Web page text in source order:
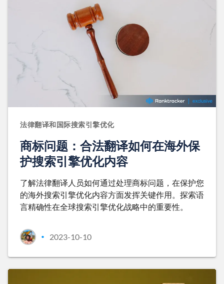
法律翻译和国际搜索引擎优化
商标问题：合法翻译如何在海外保
护搜索引擎优化内容
了解法律翻译人员如何通过处理商标问题，在保护您
的海外搜索引擎优化内容方面发挥关键作用。探索语
言精确性在全球搜索引擎优化战略中的重要性。
• 2023-10-10